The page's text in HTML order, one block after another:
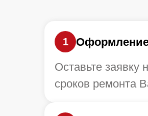
1
Оставьте заявку
сроков ремонта